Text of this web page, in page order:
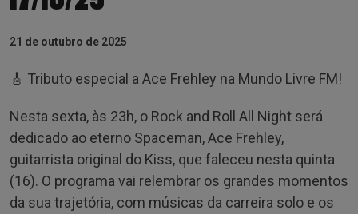
21 de outubro de 2025
🎸 Tributo especial a Ace Frehley na Mundo Livre FM!
Nesta sexta, às 23h, o Rock and Roll All Night será
dedicado ao eterno Spaceman, Ace Frehley,
guitarrista original do Kiss, que faleceu nesta quinta
(16). O programa vai relembrar os grandes momentos
da sua trajetória, com músicas da carreira solo e os